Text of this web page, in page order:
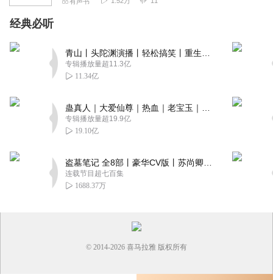
经典必听
专辑播放量超11.3亿
11.34亿
专辑播放量超19.9亿
19.10亿
连载节目超七百集
1688.37万
© 2014-2026 喜马拉雅 版权所有